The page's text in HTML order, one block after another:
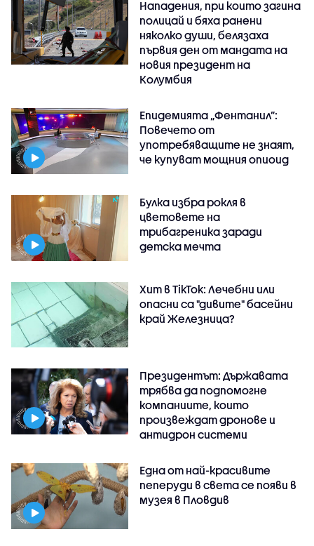
Нападения, при които загина
полицай и бяха ранени
няколко души, белязаха
първия ден от мандата на
новия президент на
Колумбия
Епидемията „Фентанил”:
Повечето от
употребяващите не знаят,
че купуват мощния опиоид
Булка избра рокля в
цветовете на
трибагреника заради
детска мечта
Хит в TikTok: Лечебни или
опасни са "дивите" басейни
край Железница?
Президентът: Държавата
трябва да подпомогне
компаниите, които
произвеждат дронове и
антидрон системи
Една от най-красивите
пеперуди в света се появи в
музея в Пловдив